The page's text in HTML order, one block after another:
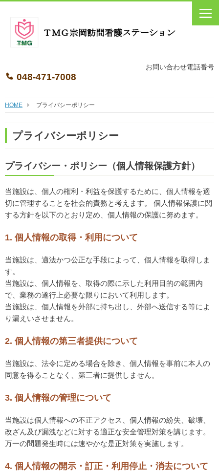
content
お問い合わせ電話番号
048-471-7008
HOME プライバシーポリシー
プライバシーポリシー
プライバシー・ポリシー（個人情報保護方針）
当施設は、個人の権利・利益を保護するために、個人情報を適
切に管理することを社会的責務と考えます。 個人情報保護に関
する方針を以下のとおり定め、個人情報の保護に努めます。
1. 個人情報の取得・利用について
当施設は、適法かつ公正な手段によって、個人情報を取得しま
す。
当施設は、個人情報を、取得の際に示した利用目的の範囲内
で、業務の遂行上必要な限りにおいて利用します。
当施設は、個人情報を外部に持ち出し、外部へ送信する等によ
り漏えいさせません。
2. 個人情報の第三者提供について
当施設は、法令に定める場合を除き、個人情報を事前に本人の
同意を得ることなく、第三者に提供しません。
3. 個人情報の管理について
当施設は個人情報への不正アクセス、個人情報の紛失、破壊、
改ざん及び漏洩などに対する適正な安全管理対策を講じます。
万一の問題発生時には速やかな是正対策を実施します。
4. 個人情報の開示・訂正・利用停止・消去について